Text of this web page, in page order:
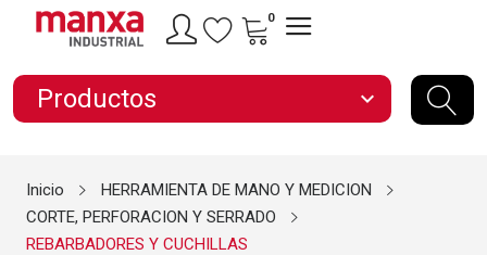
0
Productos expand_more
Inicio
HERRAMIENTA DE MANO Y MEDICION
CORTE, PERFORACION Y SERRADO
REBARBADORES Y CUCHILLAS